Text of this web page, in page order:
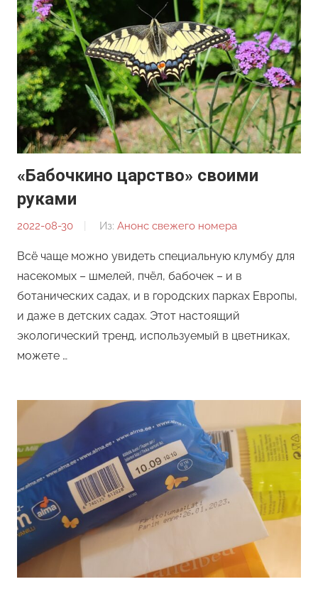
«Бабочкино царство» своими
руками
2022-08-30
От:
Из: Анонс свежего номера
Всё чаще можно увидеть специальную клумбу для
насекомых – шмелей, пчёл, бабочек – и в
ботанических садах, и в городских парках Европы,
и даже в детских садах. Этот настоящий
экологический тренд, используемый в цветниках,
можете …